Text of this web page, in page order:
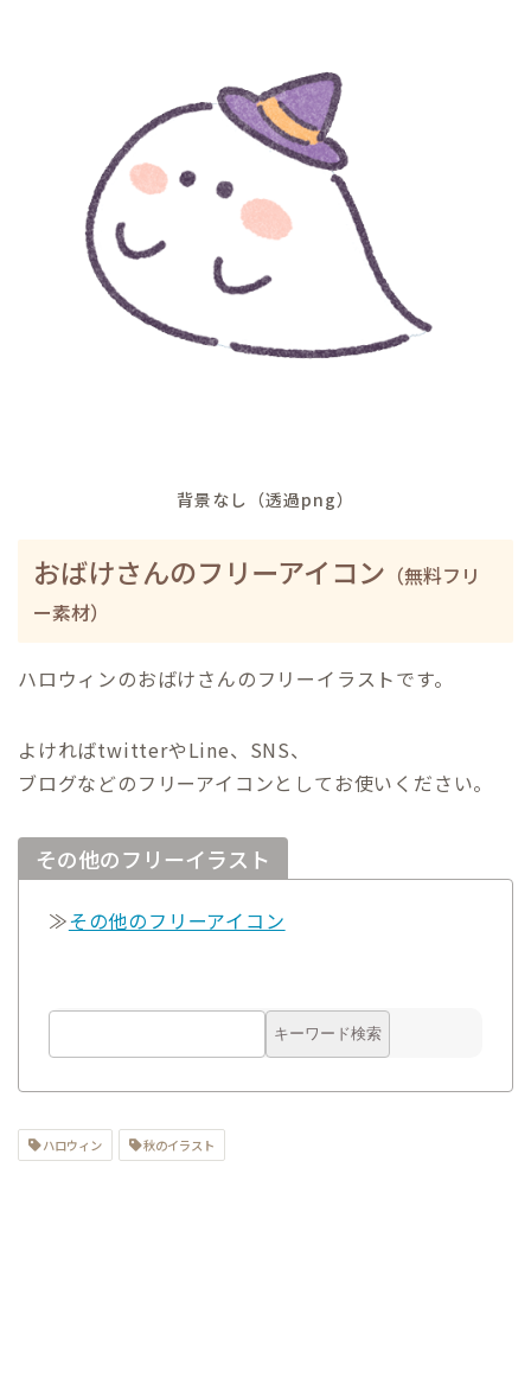
背景なし（透過png）
おばけさんのフリーアイコン （無料フリ
ー素材）
ハロウィンのおばけさんのフリーイラストです。
よければtwitterやLine、SNS、
ブログなどのフリーアイコンとしてお使いください。
その他のフリーイラスト
≫その他のフリーアイコン
ハロウィン 秋のイラスト